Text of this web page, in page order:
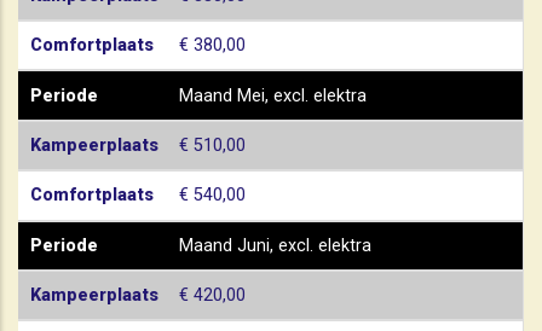
Comfortplaats € 380,00
Periode Maand Mei, excl. elektra
Kampeerplaats € 510,00
Comfortplaats € 540,00
Periode Maand Juni, excl. elektra
Kampeerplaats € 420,00